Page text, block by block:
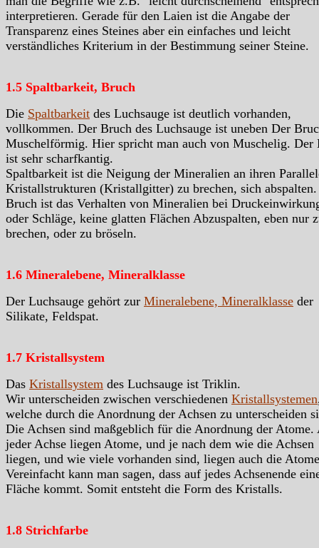
interpretieren. Gerade für den Laien ist die Angabe der
Transparenz eines Steines aber ein einfaches und leicht
verständliches Kriterium in der Bestimmung seiner Steine.
1.5 Spaltbarkeit, Bruch
Die Spaltbarkeit des Luchsauge ist deutlich vorhanden,
vollkommen. Der Bruch des Luchsauge ist uneben Der
Muschelförmig. Hier spricht man auch von Muschelig. Der
ist sehr scharfkantig.
Spaltbarkeit ist die Neigung der Mineralien an ihren
Kristallstrukturen (Kristallgitter) zu brechen, sich abspalten.
Bruch ist das Verhalten von Mineralien bei
oder Schläge, keine glatten Flächen Abzuspalten, eben nur
brechen, oder zu bröseln.
1.6 Mineralebene, Mineralklasse
Der Luchsauge gehört zur Mineralebene, Mineralklasse der
Silikate, Feldspat.
1.7 Kristallsystem
Das Kristallsystem des Luchsauge ist Triklin.
Wir unterscheiden zwischen verschiedenen Kristallsystemen
welche durch die Anordnung der Achsen zu unterscheiden
Die Achsen sind maßgeblich für die Anordnung der Atome.
jeder Achse liegen Atome, und je nach dem wie die Achsen
liegen, und wie viele vorhanden sind, liegen auch die
Vereinfacht kann man sagen, dass auf jedes Achsenende
Fläche kommt. Somit entsteht die Form des Kristalls.
1.8 Strichfarbe